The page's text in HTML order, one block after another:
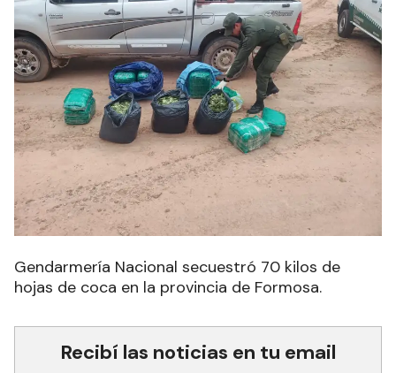
Gendarmería Nacional secuestró 70 kilos de
hojas de coca en la provincia de Formosa.
Recibí las noticias en tu email